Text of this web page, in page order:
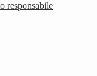
responsabile